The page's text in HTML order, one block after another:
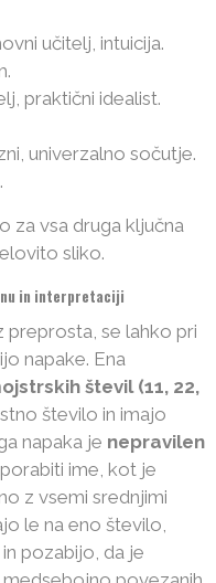
učitelj, intuicija.
praktični idealist.
univerzalno sočutje.
za vsa druga ključna
sliko.
in interpretaciji
preprosta, se lahko pri
napake. Ena
števil (11, 22,
število in imajo
napaka je nepravilen
ime, kot je
z vsemi srednjimi
le na eno število,
pozabijo, da je